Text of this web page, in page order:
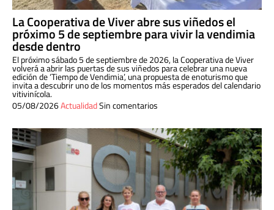
La Cooperativa de Viver abre sus viñedos el
próximo 5 de septiembre para vivir la vendimia
desde dentro
El próximo sábado 5 de septiembre de 2026, la Cooperativa de Viver
volverá a abrir las puertas de sus viñedos para celebrar una nueva
edición de ‘Tiempo de Vendimia’, una propuesta de enoturismo que
invita a descubrir uno de los momentos más esperados del calendario
vitivinícola.
05/08/2026ActualidadSin comentarios